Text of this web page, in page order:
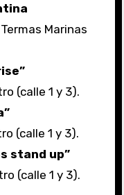
Marinas
(calle 1 y 3).
(calle 1 y 3).
stand up”
(calle 1 y 3).